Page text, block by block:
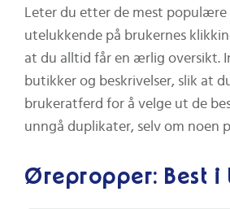
Leter du etter de mest populære
utelukkende på brukernes
at du alltid får en ærlig oversikt.
butikker og beskrivelser, slik at
brukeratferd for å velge ut de
unngå duplikater, selv om noen
Ørepropper: Best i